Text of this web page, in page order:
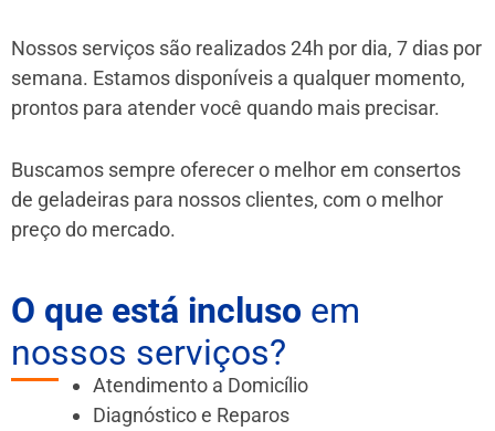
Nossos serviços são realizados 24h por dia, 7 dias por
semana. Estamos disponíveis a qualquer momento,
prontos para atender você quando mais precisar.
Buscamos sempre oferecer o melhor em consertos
de geladeiras para nossos clientes, com o melhor
preço do mercado.
O que está incluso em
nossos serviços?
Atendimento a Domicílio
Diagnóstico e Reparos